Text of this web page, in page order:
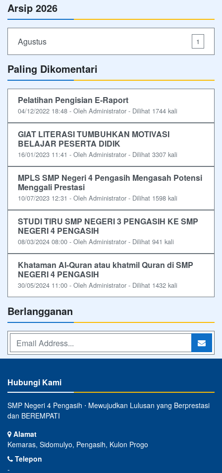
Arsip 2026
Agustus 1
Paling Dikomentari
Pelatihan Pengisian E-Raport
04/12/2022 18:48 - Oleh Administrator - Dilihat 1744 kali
GIAT LITERASI TUMBUHKAN MOTIVASI
BELAJAR PESERTA DIDIK
16/01/2023 11:41 - Oleh Administrator - Dilihat 3307 kali
MPLS SMP Negeri 4 Pengasih Mengasah Potensi
Menggali Prestasi
10/07/2023 12:31 - Oleh Administrator - Dilihat 1598 kali
STUDI TIRU SMP NEGERI 3 PENGASIH KE SMP
NEGERI 4 PENGASIH
08/03/2024 08:00 - Oleh Administrator - Dilihat 941 kali
Khataman Al-Quran atau khatmil Quran di SMP
NEGERI 4 PENGASIH
30/05/2024 11:00 - Oleh Administrator - Dilihat 1432 kali
Berlangganan
Hubungi Kami
SMP Negeri 4 Pengasih ⋅ Mewujudkan Lulusan yang Berprestasi
dan BEREMPATI
Alamat
Kemaras, Sidomulyo, Pengasih, Kulon Progo
Telepon
-